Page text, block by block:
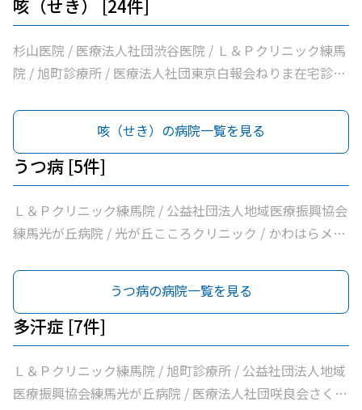
丘南佐藤医院 / ささき内科クリニック / 医療法人社団清栄
会加藤医院 / 髙鳥医院 / 医療法人社団誠信会わかばクリニ
ック
ニック東館分院内科・老年内科 / 医療法人社団金谷クリニ
ック / 医療法人社団翔真会浜野小児科内科クリニック / 練
馬光が丘内科内視鏡クリニック / 医療法人社団輝恭会いし
クリニック / 医療法人社団ＭＡＥ小林内科クリニック / 医
療法人社団裕仁会鈴木耳鼻咽喉科 / 医療法人社団蒼生会高
松医院 / 医療法人社団優腎会優人光が丘クリニック / 光が
丘南佐藤医院 / ささき内科クリニック / 医療法人社団清栄
会加藤医院 / 髙鳥医院 / 医療法人社団誠信会わかばクリニ
ック
咳（せき） [24件]
杉山医院 / 医療法人社団渋谷医院 / Ｌ＆Ｐクリニック練馬
院 / 旭町診療所 / 医療法人社団東京白報会ねりま在宅診療
科・老年内科 / 医療法人社団啓妙会桑名医院 / 医療法人社
団慈誠会慈誠会・光が丘病院 / 公益社団法人地域医療振興
協会練馬光が丘病院 / 医療法人社団健寿の樹きくかわクリ
ニック東館分院内科・老年内科 / 医療法人社団金谷クリニ
ック / 医療法人社団翔真会浜野小児科内科クリニック / 練
馬光が丘内科内視鏡クリニック / 医療法人社団輝恭会いし
クリニック / 医療法人社団ＭＡＥ小林内科クリニック / 医
療法人社団裕仁会鈴木耳鼻咽喉科 / 医療法人社団蒼生会高
松医院 / 医療法人社団優腎会優人光が丘クリニック / 光が
丘南佐藤医院 / ささき内科クリニック / 医療法人社団清栄
会加藤医院 / 髙鳥医院 / 医療法人社団誠信会わかばクリニ
ック
咳（せき）の病院一覧を見る
うつ病 [5件]
Ｌ＆Ｐクリニック練馬院 / 公益社団法人地域医療振興協会
練馬光が丘病院 / 光が丘こころクリニック / かわはらメン
うつ病の病院一覧を見る
多汗症 [7件]
Ｌ＆Ｐクリニック練馬院 / 旭町診療所 / 公益社団法人地域
医療振興協会練馬光が丘病院 / 医療法人社団咲良会さくま